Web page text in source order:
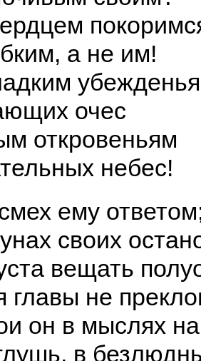
а не им!
очес
откровеньям
небес!
ему
своих
вещать
главы не
он в мыслях
в